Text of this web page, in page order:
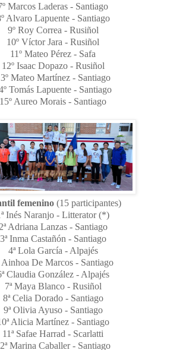
Marcos Laderas - Santiago
Alvaro Lapuente - Santiago
9º Roy Correa - Rusiñol
10º Víctor Jara - Rusiñol
11º Mateo Pérez - Safa
12º Isaac Dopazo - Rusiñol
Mateo Martínez - Santiago
Tomás Lapuente - Santiago
15º Aureo Morais - Santiago
femenino (15 participantes)
Inés Naranjo - Litterator (*)
2ª Adriana Lanzas - Santiago
3ª Inma Castañón - Santiago
4ª Lola García - Alpajés
Ainhoa De Marcos - Santiago
Claudia González - Alpajés
7ª Maya Blanco - Rusiñol
8ª Celia Dorado - Santiago
9ª Olivia Ayuso - Santiago
Alicia Martínez - Santiago
11ª Safae Harrad - Scarlatti
Marina Caballer - Santiago